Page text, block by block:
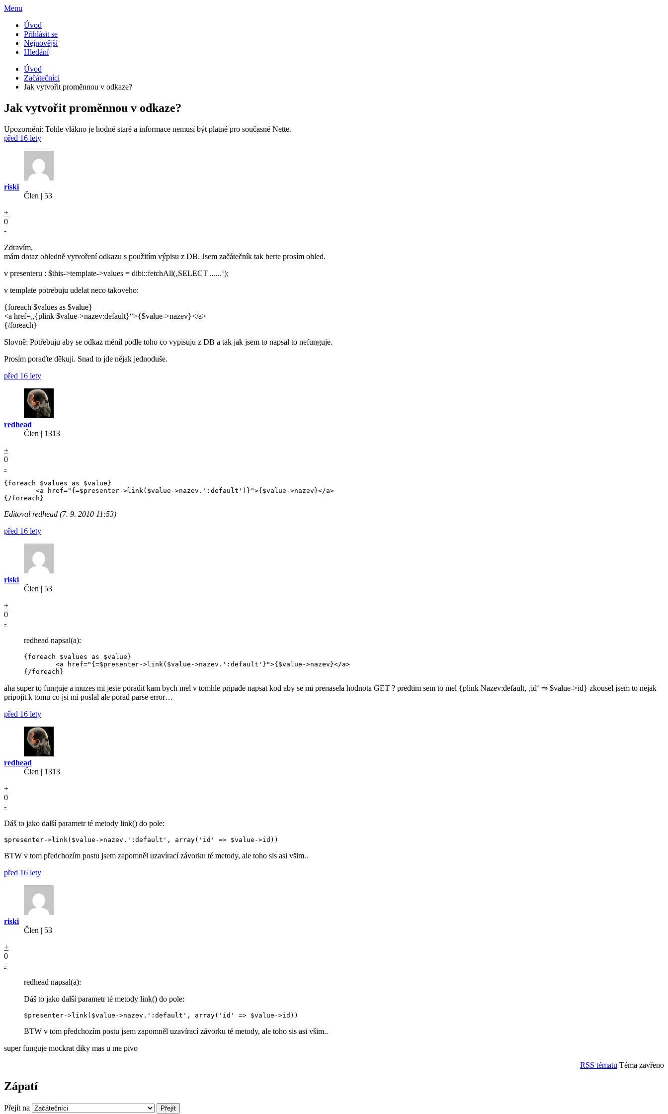
Menu
Úvod
Přihlásit se
Nejnovější
Hledání
Úvod
Začátečníci
Jak vytvořit proměnnou v odkaze?
Jak vytvořit proměnnou v odkaze?
Upozornění: Tohle vlákno je hodně staré a informace nemusí být platné pro současné Nette.
před 16 lety
riski
Člen | 53
+
0
-
Zdravím,
mám dotaz ohledně vytvoření odkazu s použitím výpisu z DB. Jsem začátečník tak berte prosím ohled.
v presenteru : $this->template->values = dibi::fetchAll(‚SELECT ......‘);
v template potrebuju udelat neco takoveho:
{foreach $values as $value}
<a href=„{plink $value->nazev:default}“>{$value->nazev}</a>
{/foreach}
Slovně: Potřebuju aby se odkaz měnil podle toho co vypisuju z DB a tak jak jsem to napsal to nefunguje.
Prosím poraďte děkuji. Snad to jde nějak jednoduše.
před 16 lety
redhead
Člen | 1313
+
0
-
{foreach $values as $value}
Editoval redhead (7. 9. 2010 11:53)
před 16 lety
riski
Člen | 53
+
0
-
redhead napsal(a):
{foreach $values as $value}
aha super to funguje a muzes mi jeste poradit kam bych mel v tomhle pripade napsat kod aby se mi prenasela hodnota GET ? predtim sem to mel {plink Nazev:default, ‚id‘ ⇒ $value->id} zkousel jsem to nejak
pripojit k tomu co jsi mi poslal ale porad parse error…
před 16 lety
redhead
Člen | 1313
+
0
-
Dáš to jako další parametr té metody link() do pole:
BTW v tom předchozím postu jsem zapomněl uzavírací závorku té metody, ale toho sis asi všim..
před 16 lety
riski
Člen | 53
+
0
-
redhead napsal(a):
Dáš to jako další parametr té metody link() do pole:
BTW v tom předchozím postu jsem zapomněl uzavírací závorku té metody, ale toho sis asi všim..
super funguje mockrat diky mas u me pivo
RSS tématu Téma zavřeno
Zápatí
Přejít na